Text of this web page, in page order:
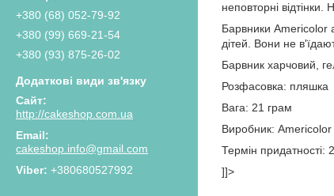
+380 (68) 052-79-92
+380 (99) 669-21-54
+380 (93) 875-26-02
http://cakeshop.com.ua
cakeshop.info@gmail.com
+380680527992
неповторні відтінки.
Барвники Ameriсolor
дітей. Вони не
Барвник харчовий,
Розфасовка: пляшка
Вага: 21 грам
Виробник:
Термін придатності:
]]>